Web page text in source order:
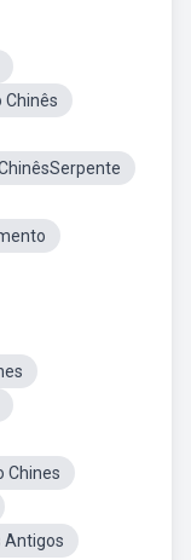
Chinês
Chines
Antigos